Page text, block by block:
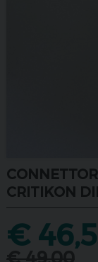
CRITIKON
€